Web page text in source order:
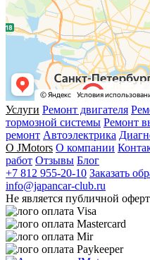
Услуги Ремонт двигателя
тормозной системы Ремонт
ремонт Автоэлектрика
О JMotors О компании
работ Отзывы Блог
+7 812 955-20-10 Заказать
info@japancar-club.ru
Не является публичной